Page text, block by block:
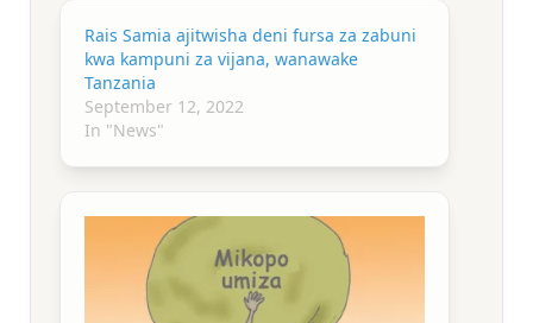
Rais Samia ajitwisha deni fursa za zabuni
kwa kampuni za vijana, wanawake
Tanzania
September 12, 2022
In "News"